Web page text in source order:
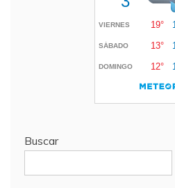
Buscar